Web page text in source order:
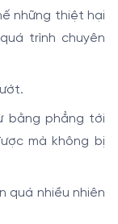
những thiệt hại
trình chuyên
bằng phẳng tới
mà không bị
quá nhiều nhiên